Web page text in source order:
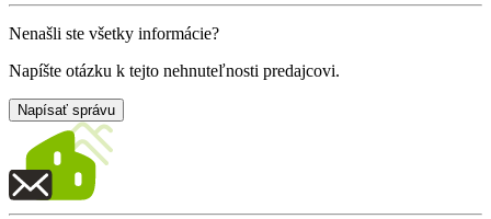
Nenašli ste všetky informácie?
Napíšte otázku k tejto nehnuteľnosti predajcovi.
Napísať správu